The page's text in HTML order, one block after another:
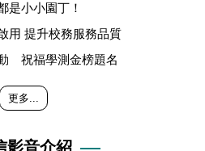
是小小園丁！
用 提升校務服務品質
祝福學測金榜題名
更多...
影音介紹